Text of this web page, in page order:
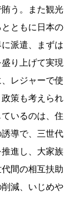
う。また観光
ともに日本の
派遣、まずは
り上げて実現
レジャーで使
策も考えられ
いるのは、住
導で、三世代
進し、大家族
間の相互扶助
減、いじめや